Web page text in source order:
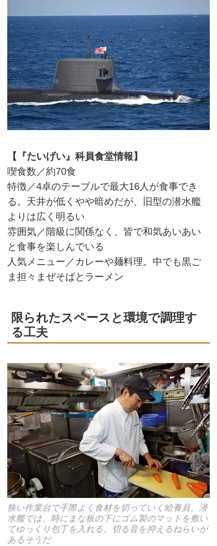
【『たいげい』科員食堂情報】
喫食数／約70食
特徴／4卓のテーブルで最大16人が食事でき
る。天井が低くやや暗めだが、旧型の潜水艦
よりは広く明るい
雰囲気／階級に関係なく、皆で和気あいあい
と食事を楽しんでいる
人気メニュー／カレーや麺料理。中でも黒ご
ま担々まぜそばとラーメン
限られたスペースと環境で調理す
る工夫
狭い作業台で手際よく食材を切っていく給養員。潜
水艦では、時にまな板の下にゴム製のマットを敷い
てゆっくり包丁を入れる。切る音を抑えるねらいが
あるそうだ